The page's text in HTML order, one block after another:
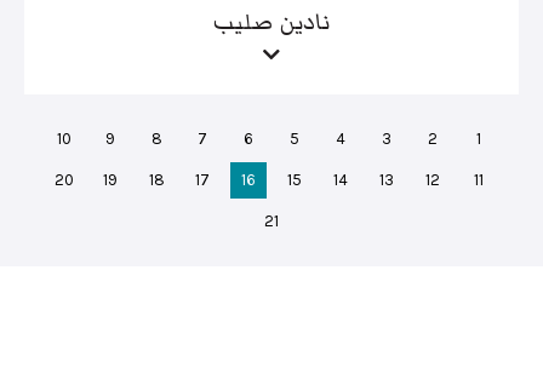
نادين صليب
1
2
3
4
5
6
7
8
9
10
11
12
13
14
15
16
17
18
19
20
21